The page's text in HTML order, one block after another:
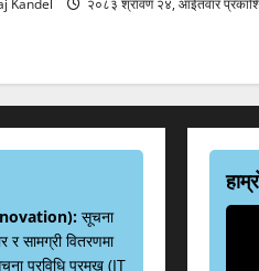
Kandel
२०८३ श्रावण २४, आईतवार
सूचना
सामग्री वितरणमा
प्रविधि प्रमुख (IT